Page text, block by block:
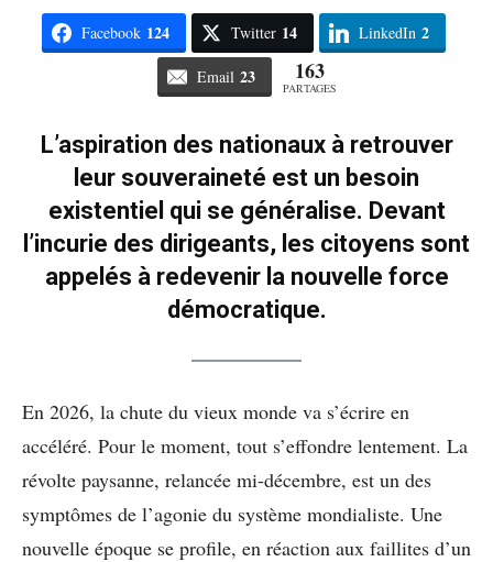
Facebook 124 Twitter 14 LinkedIn 2
Email 23 163
PARTAGES
L’aspiration des nationaux à retrouver
leur souveraineté est un besoin
existentiel qui se généralise. Devant
l’incurie des dirigeants, les citoyens sont
appelés à redevenir la nouvelle force
démocratique.
En 2026, la chute du vieux monde va s’écrire en
accéléré. Pour le moment, tout s’effondre lentement. La
révolte paysanne, relancée mi-décembre, est un des
symptômes de l’agonie du système mondialiste. Une
nouvelle époque se profile, en réaction aux faillites d’un